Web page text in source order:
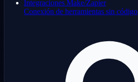
Integraciones Make/Zapier
Conexión de herramientas sin código